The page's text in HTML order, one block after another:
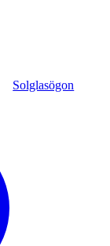
Solglasögon